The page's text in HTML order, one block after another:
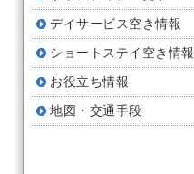
デイサービス空き情報
ショートステイ空き情報
お役立ち情報
地図・交通手段